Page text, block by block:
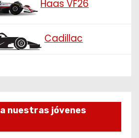
Haas VF26
Cadillac
nuestras jóvenes